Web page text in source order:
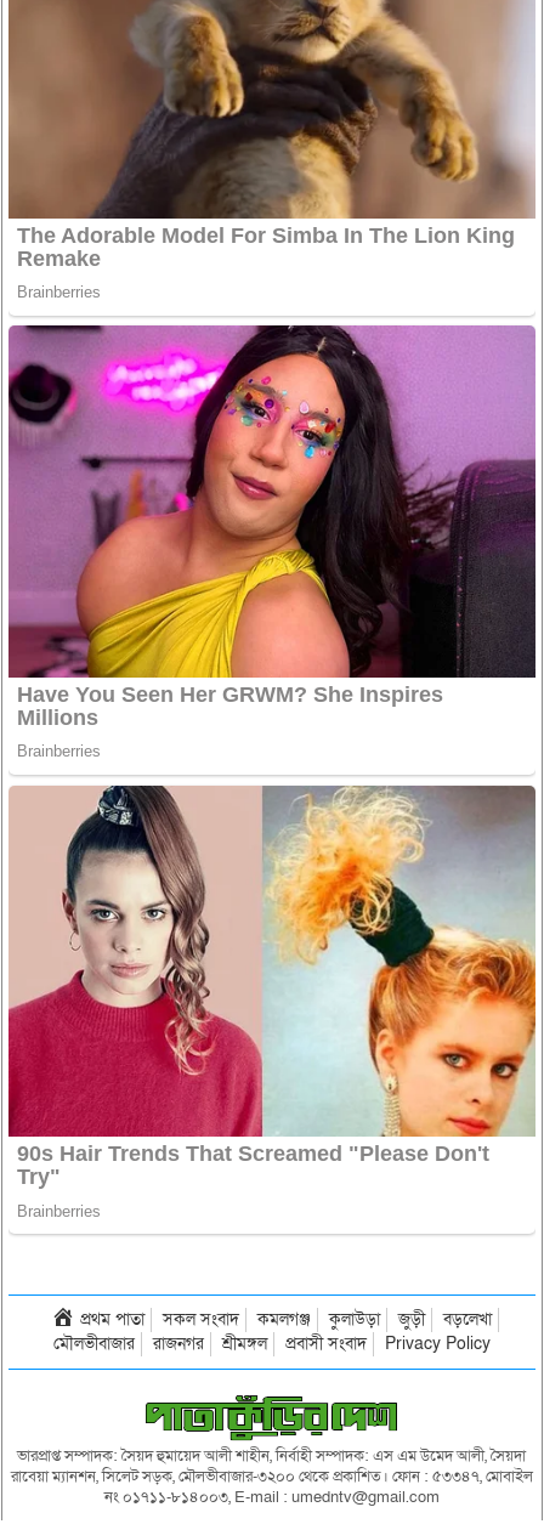
প্রথম পাতা সকল সংবাদ কমলগঞ্জ কুলাউড়া জুড়ী
বড়লেখা
মৌলভীবাজার
রাজনগর শ্রীমঙ্গল প্রবাসী সংবাদ Privacy Policy
ভারপ্রাপ্ত সম্পাদক: সৈয়দ হুমায়েদ আলী শাহীন, নির্বাহী সম্পাদক: এস এম উমেদ আলী, সৈয়দা
রাবেয়া ম্যানশন, সিলেট সড়ক, মৌলভীবাজার-৩২০০ থেকে প্রকাশিত। ফোন : ৫৩৩৪৭, মোবাইল
নং ০১৭১১-৮১৪০০৩, E-mail : umedntv@gmail.com